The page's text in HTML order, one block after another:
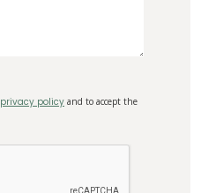
privacy policy and to accept the